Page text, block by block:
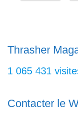
bitume, en
D’un coût
Thrasher
1 065 431
Contacter le